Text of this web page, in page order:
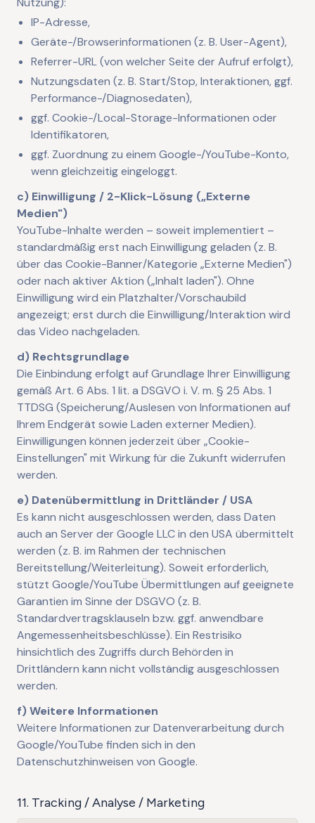
IP-Adresse,
Geräte-/Browserinformationen (z. B. User-Agent),
Referrer-URL (von welcher Seite der Aufruf erfolgt),
Nutzungsdaten (z. B. Start/Stop, Interaktionen, ggf.
Performance-/Diagnosedaten),
ggf. Cookie-/Local-Storage-Informationen oder
Identifikatoren,
ggf. Zuordnung zu einem Google-/YouTube-Konto,
wenn gleichzeitig eingeloggt.
c) Einwilligung / 2-Klick-Lösung („Externe
Medien")
YouTube-Inhalte werden – soweit implementiert –
standardmäßig erst nach Einwilligung geladen (z. B.
über das Cookie-Banner/Kategorie „Externe Medien")
oder nach aktiver Aktion („Inhalt laden"). Ohne
Einwilligung wird ein Platzhalter/Vorschaubild
angezeigt; erst durch die Einwilligung/Interaktion wird
das Video nachgeladen.
d) Rechtsgrundlage
Die Einbindung erfolgt auf Grundlage Ihrer Einwilligung
gemäß Art. 6 Abs. 1 lit. a DSGVO i. V. m. § 25 Abs. 1
TTDSG (Speicherung/Auslesen von Informationen auf
Ihrem Endgerät sowie Laden externer Medien).
Einwilligungen können jederzeit über „Cookie-
Einstellungen" mit Wirkung für die Zukunft widerrufen
werden.
e) Datenübermittlung in Drittländer / USA
Es kann nicht ausgeschlossen werden, dass Daten
auch an Server der Google LLC in den USA übermittelt
werden (z. B. im Rahmen der technischen
Bereitstellung/Weiterleitung). Soweit erforderlich,
stützt Google/YouTube Übermittlungen auf geeignete
Garantien im Sinne der DSGVO (z. B.
Standardvertragsklauseln bzw. ggf. anwendbare
Angemessenheitsbeschlüsse). Ein Restrisiko
hinsichtlich des Zugriffs durch Behörden in
Drittländern kann nicht vollständig ausgeschlossen
werden.
f) Weitere Informationen
Weitere Informationen zur Datenverarbeitung durch
Google/YouTube finden sich in den
Datenschutzhinweisen von Google.
11. Tracking / Analyse / Marketing